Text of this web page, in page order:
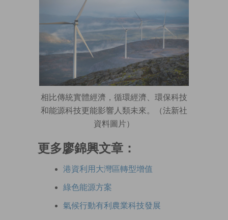
相比傳統實體經濟，循環經濟、環保科技
和能源科技更能影響人類未來。（法新社
資料圖片）
更多廖錦興文章：
港資利用大灣區轉型增值
綠色能源方案
氣候行動有利農業科技發展